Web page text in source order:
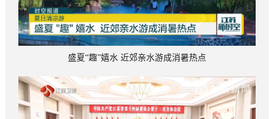
盛夏“趣”嬉水 近郊亲水游成消暑热点